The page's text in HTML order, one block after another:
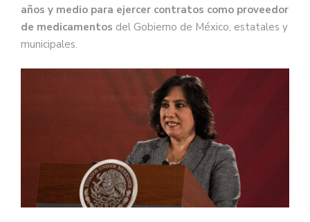
años y medio para ejercer contratos como proveedor
de medicamentos del Gobierno de México, estatales y
municipales.